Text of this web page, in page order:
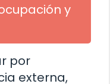
y
por
externa,